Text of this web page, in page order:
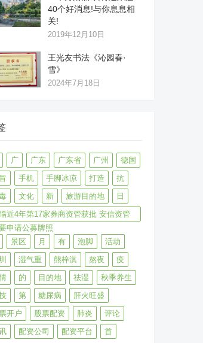
40个好消息!与你息息相
关!
2019年12月10日
王光友书法《沁园春·
雪》
2024年7月18日
广 广东 广东省 广州
德国
手机 手脚冰凉 打造
抗
文化 新 旅游目的地
日
近4年第17家券商资管获批 安信资管
申请公募牌照
景区 月 有 泡脚
活动
湿气重 熊梓淇 熬夜
疫
的 目的地 祛湿
秋季养生
第 糖尿病
肝火旺盛
开户
股票配资 肺炎
评论
配资公司 配资平台 首